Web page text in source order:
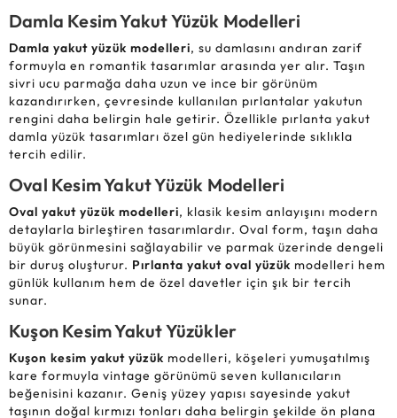
Damla Kesim Yakut Yüzük Modelleri
Damla yakut yüzük modelleri, su damlasını andıran zarif
formuyla en romantik tasarımlar arasında yer alır. Taşın
sivri ucu parmağa daha uzun ve ince bir görünüm
kazandırırken, çevresinde kullanılan pırlantalar yakutun
rengini daha belirgin hale getirir. Özellikle pırlanta yakut
damla yüzük tasarımları özel gün hediyelerinde sıklıkla
tercih edilir.
Oval Kesim Yakut Yüzük Modelleri
Oval yakut yüzük modelleri, klasik kesim anlayışını modern
detaylarla birleştiren tasarımlardır. Oval form, taşın daha
büyük görünmesini sağlayabilir ve parmak üzerinde dengeli
bir duruş oluşturur. Pırlanta yakut oval yüzük modelleri hem
günlük kullanım hem de özel davetler için şık bir tercih
sunar.
Kuşon Kesim Yakut Yüzükler
Kuşon kesim yakut yüzük modelleri, köşeleri yumuşatılmış
kare formuyla vintage görünümü seven kullanıcıların
beğenisini kazanır. Geniş yüzey yapısı sayesinde yakut
taşının doğal kırmızı tonları daha belirgin şekilde ön plana